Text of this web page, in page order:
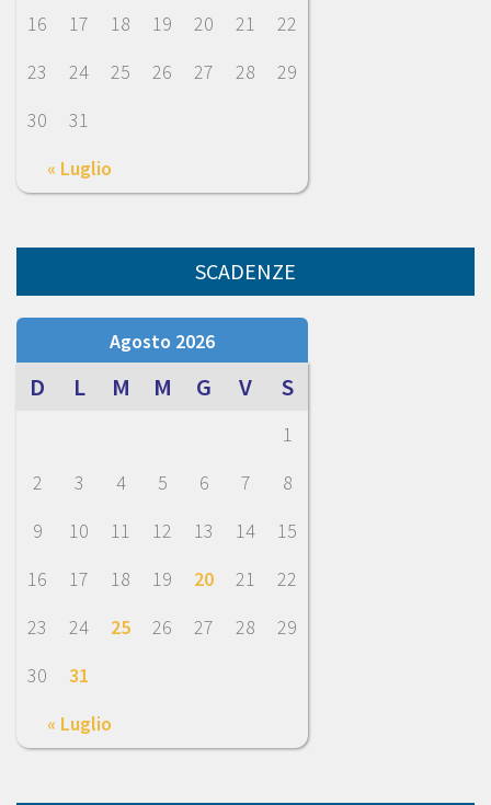
« Luglio
16
17 18 19 20 21
22
23
24 25 26 27 28
29
30
31
SCADENZE
Agosto 2026
D L M M G V S
« Luglio
1
2
3 4 5 6 7
8
9
10 11 12 13 14
15
16
17 18 19 20 21
22
23
24 25 26 27 28
29
30
31